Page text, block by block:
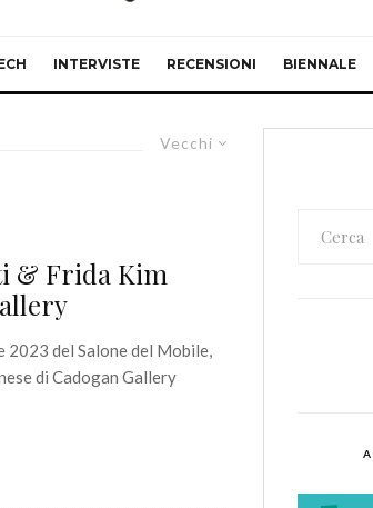
INTERVISTE RECENSIONI BIENNALE
Vecchi
& Frida Kim
2023 del Salone del Mobile,
di Cadogan Gallery